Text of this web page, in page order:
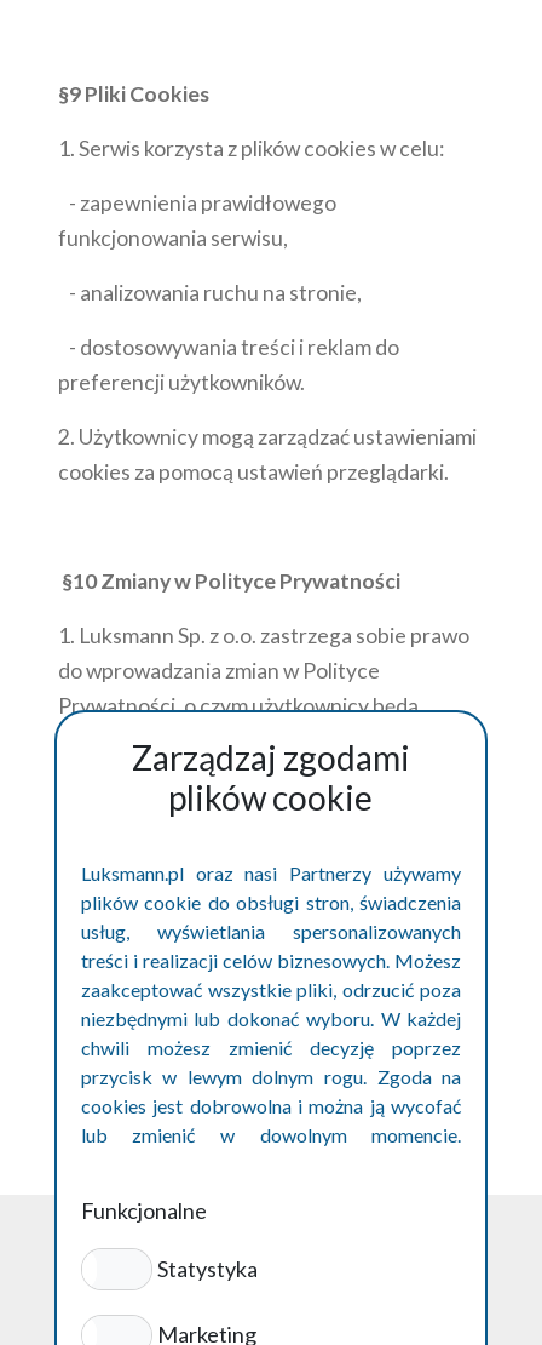
Zarządzaj zgodami
plików cookie
Luksmann.pl oraz nasi Partnerzy używamy
plików cookie do obsługi stron, świadczenia
usług, wyświetlania spersonalizowanych
treści i realizacji celów biznesowych. Możesz
zaakceptować wszystkie pliki, odrzucić poza
niezbędnymi lub dokonać wyboru. W każdej
chwili możesz zmienić decyzję poprzez
przycisk w lewym dolnym rogu. Zgoda na
cookies jest dobrowolna i można ją wycofać
lub zmienić w dowolnym momencie.
Funkcjonalne
Statystyka
Marketing
§9 Pliki Cookies
1. Serwis korzysta z plików cookies w celu:
- zapewnienia prawidłowego
funkcjonowania serwisu,
- analizowania ruchu na stronie,
- dostosowywania treści i reklam do
preferencji użytkowników.
2. Użytkownicy mogą zarządzać ustawieniami
cookies za pomocą ustawień przeglądarki.
§10 Zmiany w Polityce Prywatności
1. Luksmann Sp. z o.o. zastrzega sobie prawo
do wprowadzania zmian w Polityce
Prywatności, o czym użytkownicy będą
informowani z odpowiednim wyprzedzeniem.
2. Zmieniona Polityka Prywatności wchodzi w
internetowej serwisu.
§11 Kontakt
Wszelkie pytania dotyczące Polityki
Prywatności należy kierować na adres e-mail:
pomoc@luksmann.pl.
Polityka prywatności
ul. Podwale 1/62